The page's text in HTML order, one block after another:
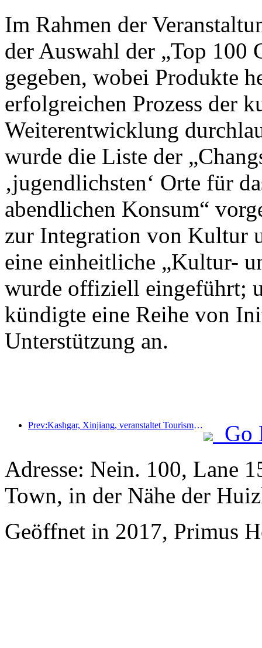
Im Rahmen der
der Auswahl der „Top 100
gegeben, wobei Produkte
erfolgreichen Prozess der
Weiterentwicklung
wurde die Liste der
‚jugendlichsten‘ Orte für
abendlichen Konsum“
zur Integration von Kultur
eine einheitliche „Kultur-
wurde offiziell eingeführt;
kündigte eine Reihe von
Unterstützung an.
Prev:Kashgar, Xinjiang, veranstaltet Tourismus-Werbeevent zur Förderung des interethnischen Austauschs.
Go
Adresse: Nein. 100, Lane
Town, in der Nähe der
Geöffnet in 2017, Primus